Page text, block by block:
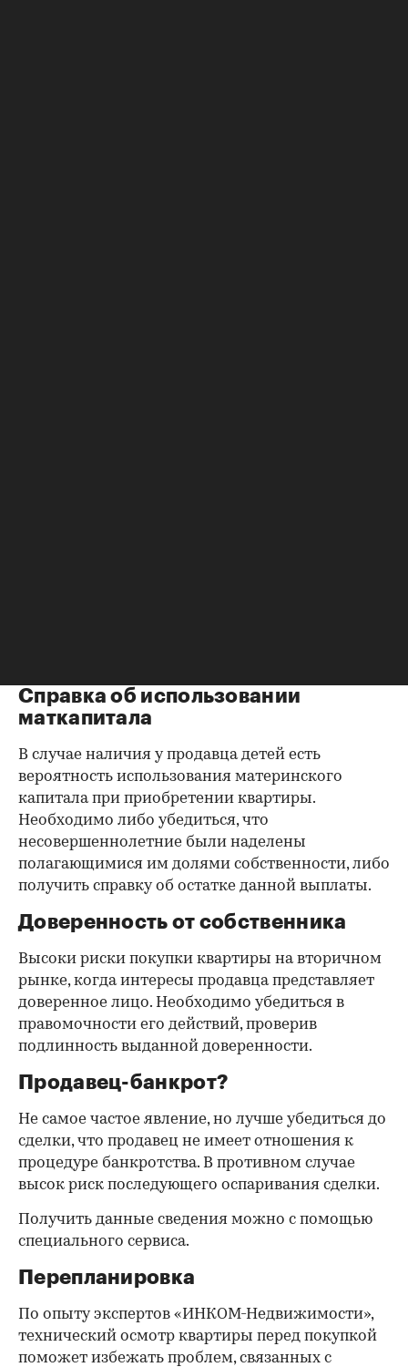
Справка об использовании
маткапитала
В случае наличия у продавца детей есть
вероятность использования материнского
капитала при приобретении квартиры.
Необходимо либо убедиться, что
несовершеннолетние были наделены
полагающимися им долями собственности, либо
получить справку об остатке данной выплаты.
Доверенность от собственника
Высоки риски покупки квартиры на вторичном
рынке, когда интересы продавца представляет
доверенное лицо. Необходимо убедиться в
правомочности его действий, проверив
подлинность выданной доверенности.
Продавец-банкрот?
Не самое частое явление, но лучше убедиться до
сделки, что продавец не имеет отношения к
процедуре банкротства. В противном случае
высок риск последующего оспаривания сделки.
Получить данные сведения можно с помощью
специального сервиса.
Перепланировка
По опыту экспертов «ИНКОМ-Недвижимости»,
технический осмотр квартиры перед покупкой
поможет избежать проблем, связанных с